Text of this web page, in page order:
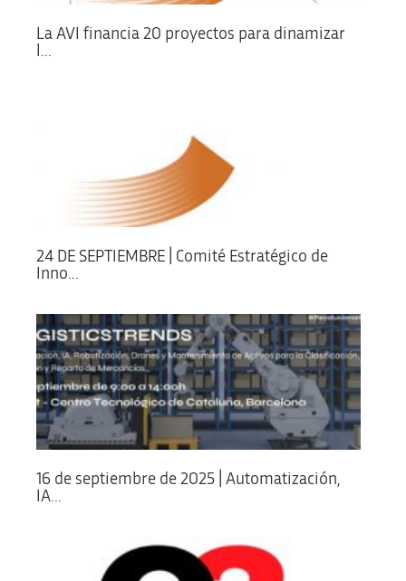
La AVI financia 20 proyectos para dinamizar
l...
24 DE SEPTIEMBRE | Comité Estratégico de
Inno...
16 de septiembre de 2025 | Automatización,
IA...